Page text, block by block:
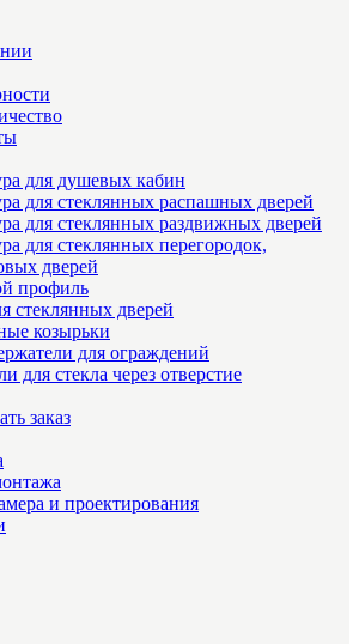
для душевых кабин
для стеклянных распашных дверей
для стеклянных раздвижных дверей
для стеклянных перегородок,
дверей
профиль
стеклянных дверей
козырьки
для ограждений
для стекла через отверстие
заказ
и проектирования